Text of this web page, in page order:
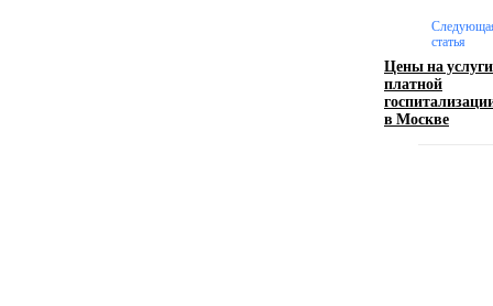
логотипом: эффективный инструмент бренда
статья
Цены на услуги
платной
в Москве